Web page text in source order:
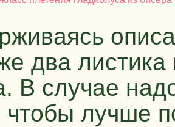
два листика
В случае
лучше